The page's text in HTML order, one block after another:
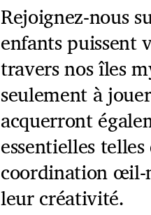
Rejoignez-nous
enfants puissent
travers nos îles
seulement à
acquerront
essentielles
coordination œil-
leur créativité.